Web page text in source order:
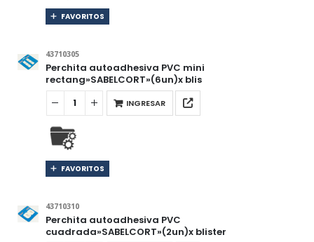
FAVORITOS
43710305
Perchita autoadhesiva PVC mini
rectang»SABELCORT»(6un)x blis
INGRESAR
FAVORITOS
43710310
Perchita autoadhesiva PVC
cuadrada»SABELCORT»(2un)x blister